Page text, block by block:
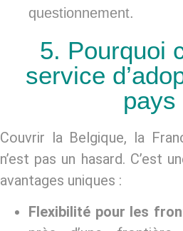
questionnement.
5. Pourquoi
service
pays
Couvrir la Belgique, la
n’est pas un hasard. C’est
avantages uniques :
Flexibilité pour les